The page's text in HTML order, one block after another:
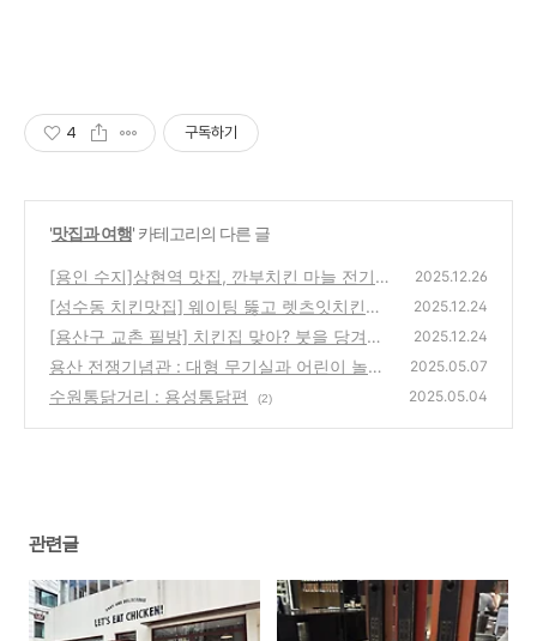
4 구독하기
'맛집과 여행' 카테고리의 다른 글
[용인 수지]상현역 맛집, 깐부치킨 마늘 전기구
이 찐후기 🍗
(1)
2025.12.26
[성수동 치킨맛집] 웨이팅 뚫고 렛츠잇치킨
(주차 꿀팁/메뉴 추천)
(0)
2025.12.24
[용산구 교촌 필방] 치킨집 맞아? 붓을 당겨야
열리는 이태원 핫플 방문 후기 (예약/주차 꿀
팁)
(1)
2025.12.24
용산 전쟁기념관 : 대형 무기실과 어린이 놀이
터
(0)
2025.05.07
수원통닭거리 : 용성통닭편 (2) 2025.05.04
관련글